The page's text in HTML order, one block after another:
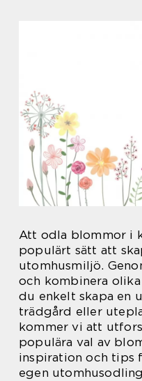
Att odla blommor i
populärt sätt att
utomhusmiljö.
och kombinera
du enkelt skapa en
trädgård eller
kommer vi att
populära val av
inspiration och tips
egen